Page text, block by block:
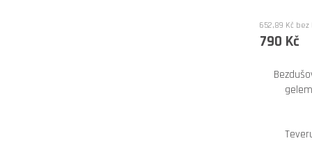
652,89 Kč bez
790 Kč